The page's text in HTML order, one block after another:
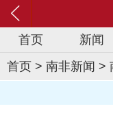
首页
新闻
首页 > 南非新闻 >